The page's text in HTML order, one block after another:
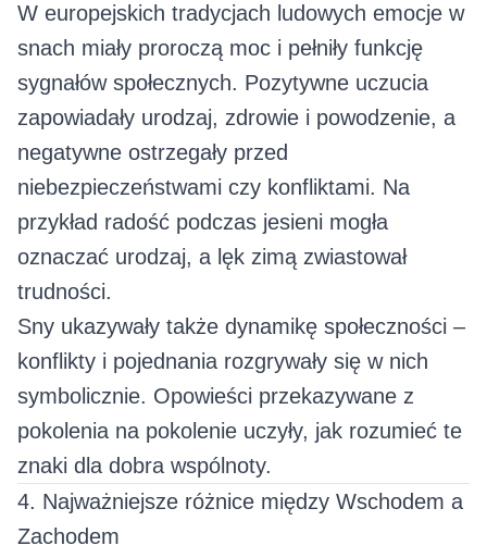
W europejskich tradycjach ludowych emocje w
snach miały proroczą moc i pełniły funkcję
sygnałów społecznych. Pozytywne uczucia
zapowiadały urodzaj, zdrowie i powodzenie, a
negatywne ostrzegały przed
niebezpieczeństwami czy konfliktami. Na
przykład radość podczas jesieni mogła
oznaczać urodzaj, a lęk zimą zwiastował
trudności.
Sny ukazywały także dynamikę społeczności –
konflikty i pojednania rozgrywały się w nich
symbolicznie. Opowieści przekazywane z
pokolenia na pokolenie uczyły, jak rozumieć te
znaki dla dobra wspólnoty.
4. Najważniejsze różnice między Wschodem a
Zachodem